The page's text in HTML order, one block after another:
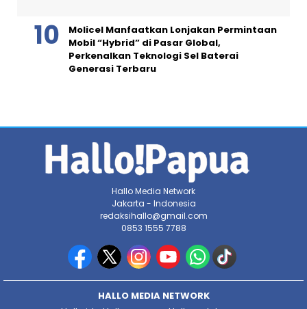
Molicel Manfaatkan Lonjakan Permintaan
Mobil “Hybrid” di Pasar Global,
Perkenalkan Teknologi Sel Baterai
Generasi Terbaru
Hallo Media Network
Jakarta - Indonesia
redaksihallo@gmail.com
0853 1555 7788
HALLO MEDIA NETWORK